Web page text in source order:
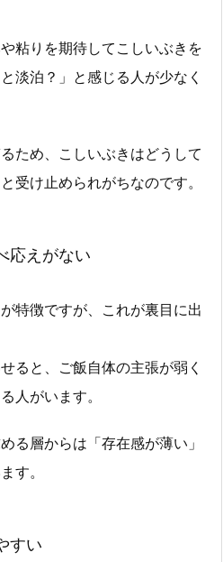
粘りを期待してこしいぶきを
淡泊？」と感じる人が少なく
ため、こしいぶきはどうして
受け止められがちなのです。
応えがない
特徴ですが、これが裏目に出
ると、ご飯自体の主張が弱く
人がいます。
る層からは「存在感が薄い」
す。
すい